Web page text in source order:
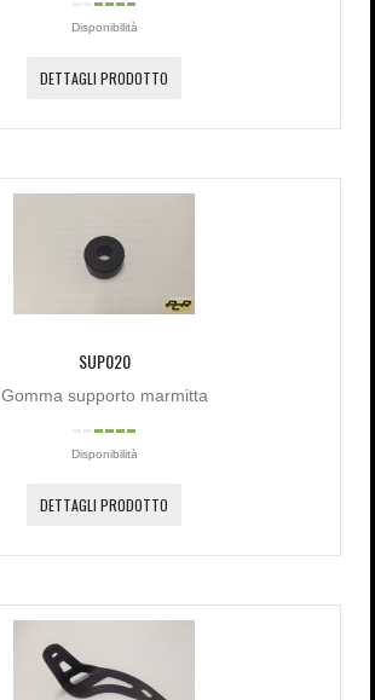
Disponibilità
DETTAGLI PRODOTTO
SUP020
Gomma supporto marmitta
Disponibilità
DETTAGLI PRODOTTO